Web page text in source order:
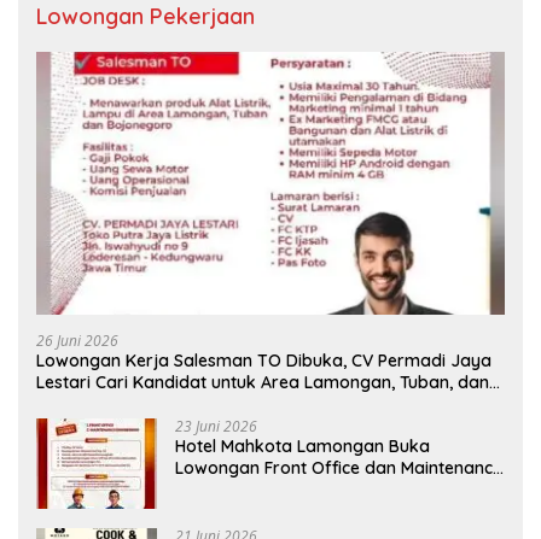
Lowongan Pekerjaan
26 Juni 2026
Lowongan Kerja Salesman TO Dibuka, CV Permadi Jaya
Lestari Cari Kandidat untuk Area Lamongan, Tuban, dan
23 Juni 2026
Hotel Mahkota Lamongan Buka
Lowongan Front Office dan Maintenance